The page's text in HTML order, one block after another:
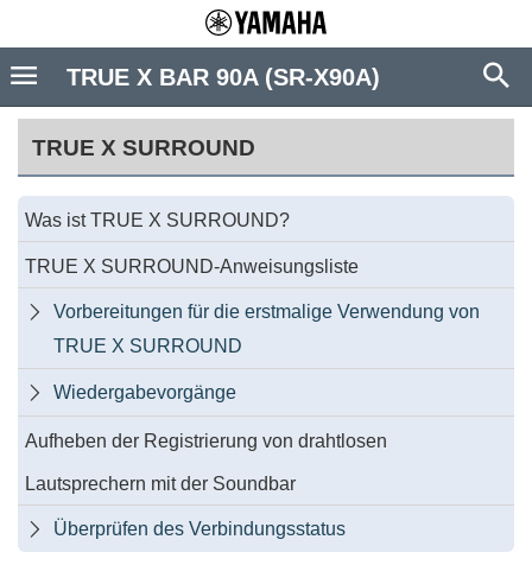
TRUE X SURROUND
Was ist TRUE X SURROUND?
TRUE X SURROUND-Anweisungsliste

Vorbereitungen für die erstmalige Verwendung von
TRUE X SURROUND
 Wiedergabevorgänge
Aufheben der Registrierung von drahtlosen
Lautsprechern mit der Soundbar
 Überprüfen des Verbindungsstatus
TRUE X BAR 90A (SR-X90A)